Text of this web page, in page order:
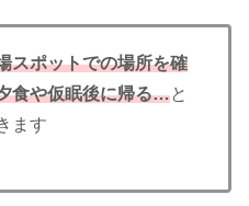
スポットでの場所を確
食や仮眠後に帰る…と
ます